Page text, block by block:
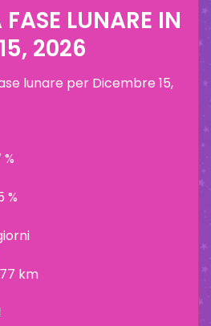
LUNARE IN
2026
lunare per Dicembre 15,
%
km